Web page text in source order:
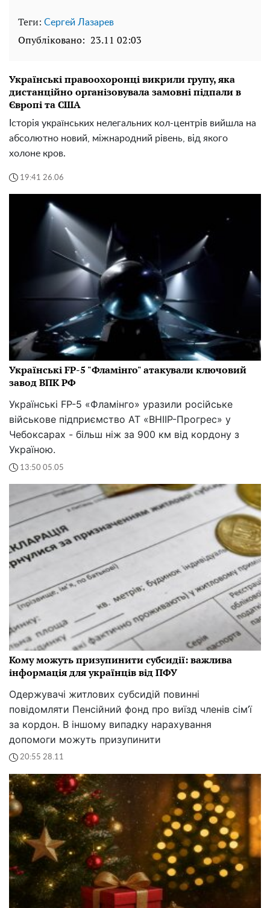
Теги: Сергей Лазарев
Опубліковано: 23.11 02:03
Українські правоохоронці викрили групу, яка
дистанційно організовувала замовні підпали в
Європі та США
Історія українських нелегальних кол-центрів вийшла на
абсолютно новий, міжнародний рівень, від якого
холоне кров.
19:41 26.06
Українські FP-5 "Фламінго" атакували ключовий
завод ВПК РФ
Українські FP-5 «Фламінго» уразили російське
військове підприємство АТ «ВНІІР-Прогрес» у
Чебоксарах - більш ніж за 900 км від кордону з
Україною.
13:50 05.05
Кому можуть призупинити субсидії: важлива
інформація для українців від ПФУ
Одержувачі житлових субсидій повинні
повідомляти Пенсійний фонд про виїзд членів сім’ї
за кордон. В іншому випадку нарахування
допомоги можуть призупинити
20:55 28.11